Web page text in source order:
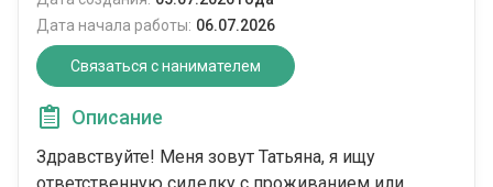
Дата начала работы: 06.07.2026
Связаться с нанимателем
Описание
Здравствуйте! Меня зовут Татьяна, я ищу